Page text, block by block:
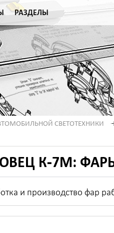
РАЗДЕЛЫ
СВЕТОТЕХНИКИ
К-7М:
и производство фар